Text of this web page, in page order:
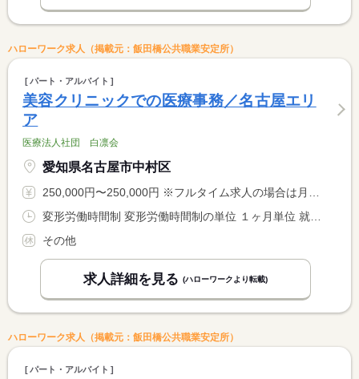
ハローワーク求人（掲載元：飯田橋公共職業安定所）
パート・アルバイト
美容クリニックでの医療事務／名古屋エリ
ア
医療法人社団 白凛会
愛知県名古屋市中村区
250,000円〜250,000円 ※フルタイム求人の場合は月額（換算額）、パート求人の場合は時間額を表示しています。
その他
求人詳細を見る (ハローワークより転載)
ハローワーク求人（掲載元：飯田橋公共職業安定所）
パート・アルバイト